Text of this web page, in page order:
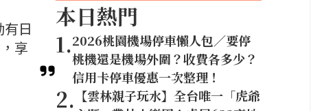
日
享
本日熱門
1.2026桃園機場停車懶人包／要停
桃機還是機場外圍？收費各多少？
信用卡停車優惠一次整理！
2. 【雲林親子玩水】全台唯一「虎爺